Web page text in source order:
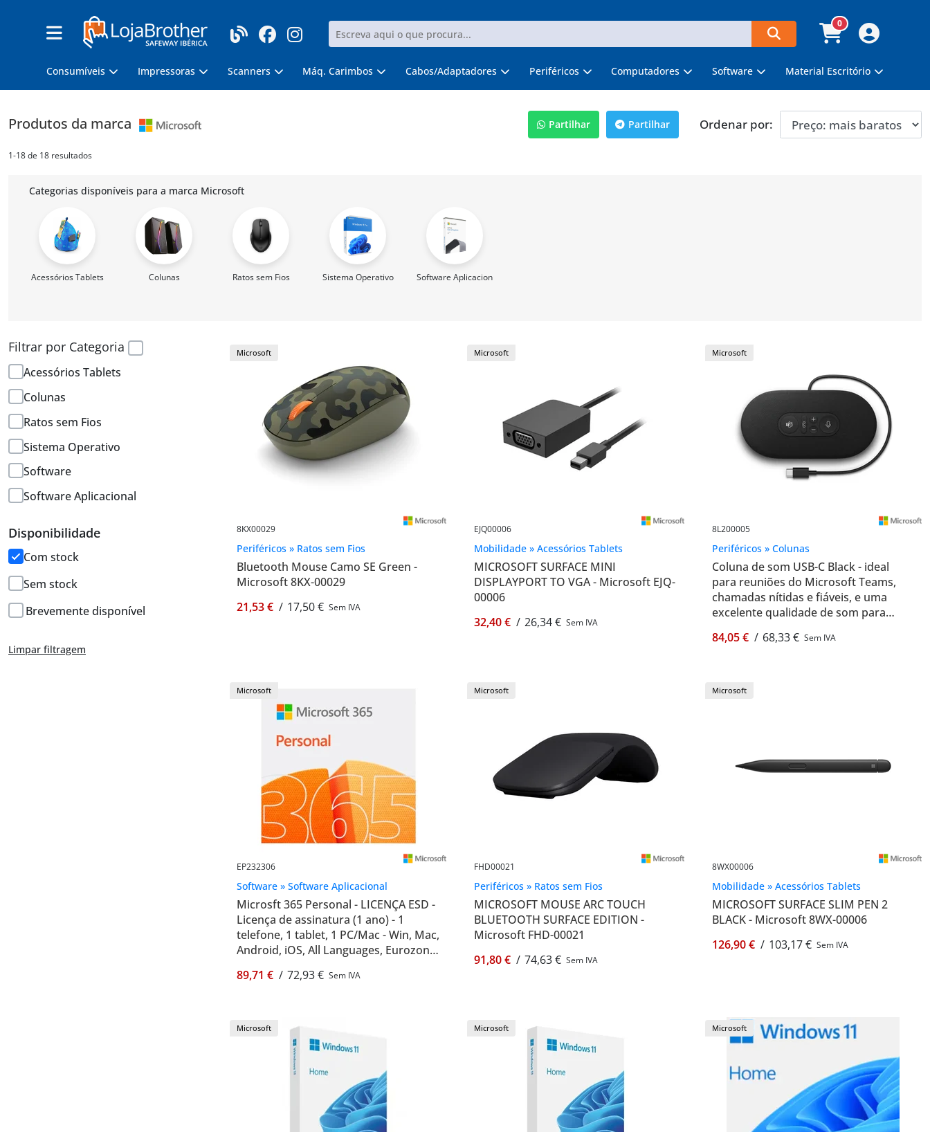
0
Consumíveis Impressoras Scanners Máq. Carimbos Cabos/Adaptadores Periféricos Computadores Software Material Escritório
Produtos da marca
1-18 de 18 resultados
Partilhar Partilhar Ordenar por:
Categorias disponíveis para a marca Microsoft
Acessórios Tablets Colunas Ratos sem Fios Sistema Operativo Software Aplicacional
Filtrar por Categoria
Acessórios Tablets
Colunas
Ratos sem Fios
Sistema Operativo
Software
Software Aplicacional
Disponibilidade
Com stock
Sem stock
Brevemente disponível
Limpar filtragem
Microsoft
8KX00029
Periféricos » Ratos sem Fios
Bluetooth Mouse Camo SE Green -
Microsoft 8KX-00029
21,53 € / 17,50 € Sem IVA
Microsoft
EJQ00006
Mobilidade » Acessórios Tablets
MICROSOFT SURFACE MINI
DISPLAYPORT TO VGA - Microsoft EJQ-
00006
32,40 € / 26,34 € Sem IVA
Microsoft
8L200005
Periféricos » Colunas
Coluna de som USB-C Black - ideal
para reuniões do Microsoft Teams,
chamadas nítidas e fiáveis, e uma
excelente qualidade de som para
84,05 € / 68,33 € Sem IVA
Microsoft
EP232306
Software » Software Aplicacional
Microsft 365 Personal - LICENÇA ESD -
Licença de assinatura (1 ano) - 1
telefone, 1 tablet, 1 PC/Mac - Win, Mac,
Android, iOS, All Languages, Eurozone
89,71 € / 72,93 € Sem IVA
Microsoft
FHD00021
Periféricos » Ratos sem Fios
MICROSOFT MOUSE ARC TOUCH
BLUETOOTH SURFACE EDITION -
Microsoft FHD-00021
91,80 € / 74,63 € Sem IVA
Microsoft
8WX00006
Mobilidade » Acessórios Tablets
MICROSOFT SURFACE SLIM PEN 2
BLACK - Microsoft 8WX-00006
126,90 € / 103,17 € Sem IVA
Microsoft Microsoft Microsoft